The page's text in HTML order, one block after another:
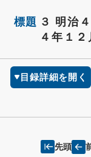
標題 ３ 明治
４年１２
目録詳細を開く
先頭